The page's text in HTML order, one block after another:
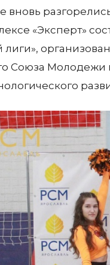
вновь
«Эксперт»
лиги»,
Союза